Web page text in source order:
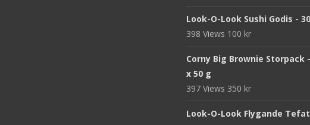
Look-O-Look Sushi Godis -
398 Views 100 kr
Corny Big Brownie Storpack
x 50 g
397 Views 350 kr
Look-O-Look Flygande